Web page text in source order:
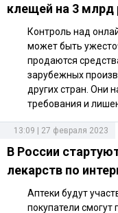
клещей на 3 млрд
Контроль над
может быть
продаются
зарубежных
других стран. Они
требования и
13:09 | 27 февраля 2023
В России
лекарств по
Аптеки будут
покупатели